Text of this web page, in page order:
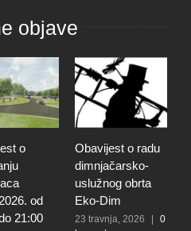
objave
o
od
21:00
Obavijest o radu
dimnjačarsko-
uslužnog obrta
Eko-Dim
23 travnja, 2026
0